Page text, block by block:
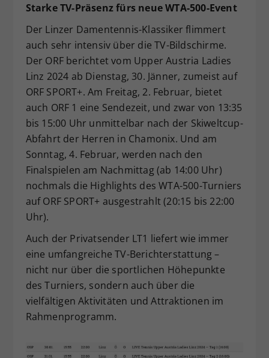
Starke TV-Präsenz fürs neue WTA-500-Event
Der Linzer Damentennis-Klassiker flimmert
auch sehr intensiv über die TV-Bildschirme.
Der ORF berichtet vom Upper Austria Ladies
Linz 2024 ab Dienstag, 30. Jänner, zumeist auf
ORF SPORT+. Am Freitag, 2. Februar, bietet
auch ORF 1 eine Sendezeit, und zwar von 13:35
bis 15:00 Uhr unmittelbar nach der Skiweltcup-
Abfahrt der Herren in Chamonix. Und am
Sonntag, 4. Februar, werden nach den
Finalspielen am Nachmittag (ab 14:00 Uhr)
nochmals die Highlights des WTA-500-Turniers
auf ORF SPORT+ ausgestrahlt (20:15 bis 22:00
Uhr).
Auch der Privatsender LT1 liefert wie immer
eine umfangreiche TV-Berichterstattung –
nicht nur über die sportlichen Höhepunkte
des Turniers, sondern auch über die
vielfältigen Aktivitäten und Attraktionen im
Rahmenprogramm.